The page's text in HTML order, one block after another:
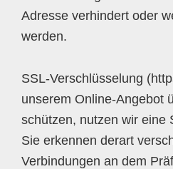
Adresse verhindert oder
werden.
SSL-Verschlüsselung
unserem Online-Angebot
schützen, nutzen wir eine
Sie erkennen derart
Verbindungen an dem